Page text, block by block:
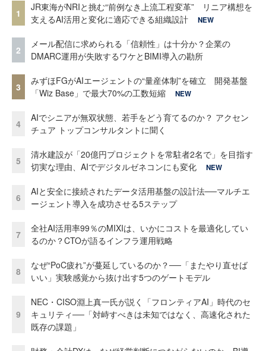
1
JR東海がNRIと挑む“前例なき上流工程変革” リニア構想を
支えるAI活用と変化に適応できる組織設計
NEW
2
メール配信に求められる「信頼性」は十分か？企業の
DMARC運用が失敗するワケとBIMI導入の勘所
3
みずほFGがAIエージェントの“量産体制”を確立 開発基盤
「Wiz Base」で最大70%の工数短縮
NEW
4
AIでシニアが無双状態、若手をどう育てるのか？ アクセン
チュア トップコンサルタントに聞く
5
清水建設が「20億円プロジェクトを常駐者2名で」を目指す
切実な理由、AIでデジタルゼネコンにも変化
NEW
6
AIと安全に接続されたデータ活用基盤の設計法──マルチエ
ージェント導入を成功させる5ステップ
7
全社AI活用率99％のMIXIは、いかにコストを最適化してい
るのか？CTOが語るインフラ運用戦略
8
なぜ“PoC疲れ”が蔓延しているのか？──「またやり直せば
いい」実験感覚から抜け出す5つのゲートモデル
9
NEC・CISO淵上真一氏が説く「フロンティアAI」時代のセ
キュリティ──「対峙すべきは未知ではなく、高速化された
既存の課題」